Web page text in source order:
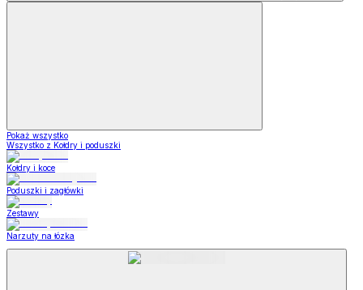
Pokaż wszystko
Wszystko z Kołdry i poduszki
Kołdry i koce
Poduszki i zagłówki
Zestawy
Narzuty na łózka